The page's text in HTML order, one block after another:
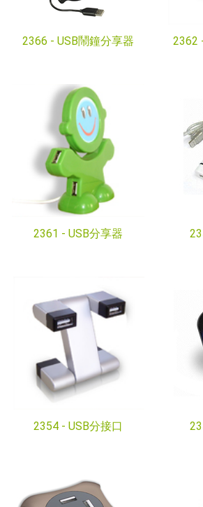
2366 - USB鬧鐘分享器 2362
2361 - USB分享器
2354 - USB分接口